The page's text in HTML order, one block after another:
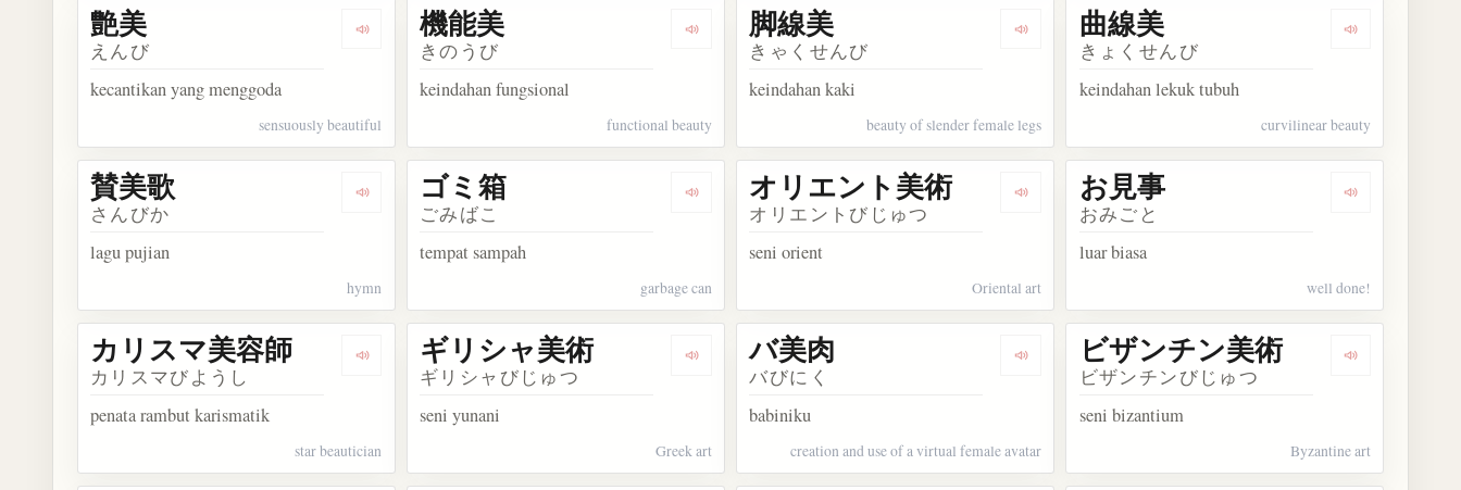
Dengarkan kosakata 艶美
艶美
えんび
kecantikan yang menggoda
sensuously beautiful
Dengarkan kosakata 機能美
機能美
きのうび
keindahan fungsional
functional beauty
Dengarkan kosakata 脚線美
脚線美
きゃくせんび
keindahan kaki
beauty of slender female legs
Dengarkan
曲線美
きょくせんび
keindahan lekuk tubuh
curvilinear beauty
Dengarkan kosakata 賛美歌
賛美歌
さんびか
lagu pujian
hymn
Dengarkan kosakata ゴミ箱
ゴミ箱
ごみばこ
tempat sampah
garbage can
Dengarkan kosakata オリエント美術
オリエント美術
オリエントびじゅつ
seni orient
Oriental art
Dengarkan
お見事
おみごと
luar biasa
well done!
Dengarkan kosakata カリスマ美容師
カリスマ美容師
カリスマびようし
penata rambut karismatik
star beautician
Dengarkan kosakata ギリシャ美術
ギリシャ美術
ギリシャびじゅつ
seni yunani
Greek art
Dengarkan kosakata バ美肉
バ美肉
バびにく
babiniku
creation and use of a virtual female avatar
Dengarkan
ビザンチン美術
ビザンチンびじゅつ
seni bizantium
Byzantine art